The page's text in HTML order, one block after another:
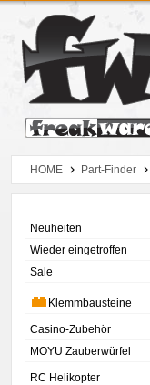
Zum Hauptmenue
Zum Seiteninhalt
Zum Warenkob
HOME Part-Finder
Neuheiten
Wieder eingetroffen
Sale
Klemmbausteine
Casino-Zubehör
MOYU Zauberwürfel
RC Helikopter